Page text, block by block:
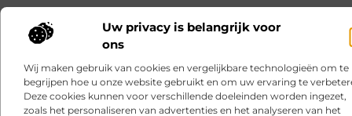
Uw privacy is belangrijk voor
ons
Wij maken gebruik van cookies en vergelijkbare technologieën om te
begrijpen hoe u onze website gebruikt en om uw ervaring te
Deze cookies kunnen voor verschillende doeleinden worden ingezet,
zoals het personaliseren van advertenties en het analyseren van het